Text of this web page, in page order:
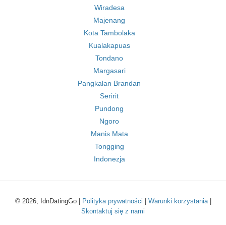
Wiradesa
Majenang
Kota Tambolaka
Kualakapuas
Tondano
Margasari
Pangkalan Brandan
Seririt
Pundong
Ngoro
Manis Mata
Tongging
Indonezja
© 2026, IdnDatingGo | Polityka prywatności Warunki korzystania|
Skontaktuj się z nami